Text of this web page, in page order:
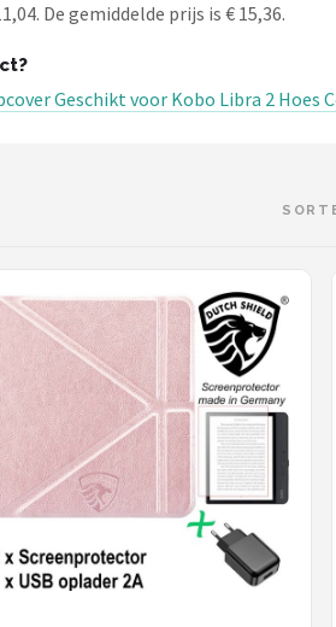
De gemiddelde prijs is € 15,36.
Geschikt voor Kobo Libra 2 Hoes